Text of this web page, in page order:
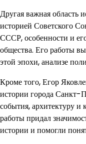
Другая важная область
историей Советского
СССР, особенности и
общества. Его работы
этой эпохи, анализе
Кроме того, Егор
истории города Санкт-
события, архитектуру и
работы придал
истории и помогли